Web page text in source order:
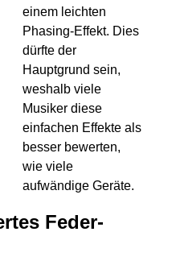
einem leichten
Phasing-Effekt. Dies
dürfte der
Hauptgrund sein,
weshalb viele
Musiker diese
einfachen Effekte als
besser bewerten,
wie viele
aufwändige Geräte.
Feder-